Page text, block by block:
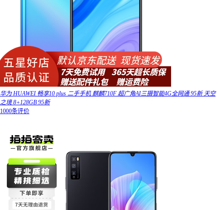
华为 HUAWEI 畅享10 plus 二手手机 麒麟710F 超广角AI三摄智能4G全网通 95新 天空
之境 8+128GB 95新
1000条评价